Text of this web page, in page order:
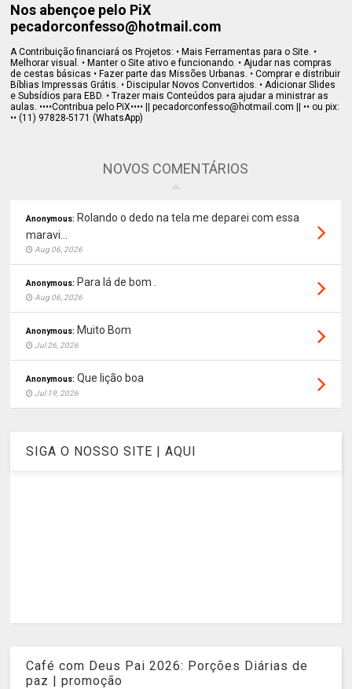
Nos abençoe pelo PiX
pecadorconfesso@hotmail.com
A Contribuição financiará os Projetos: • Mais Ferramentas para o Site. •
Melhorar visual. • Manter o Site ativo e funcionando. • Ajudar nas compras
de cestas básicas • Fazer parte das Missões Urbanas. • Comprar e distribuir
Bíblias Impressas Grátis. • Discipular Novos Convertidos. • Adicionar Slides
e Subsídios para EBD. • Trazer mais Conteúdos para ajudar a ministrar as
aulas. ••••Contribua pelo PiX•••• || pecadorconfesso@hotmail.com || •• ou pix:
•• (11) 97828-5171 (WhatsApp)
NOVOS COMENTÁRIOS
Anonymous: Rolando o dedo na tela me deparei com essa
maravi...
Aug 06, 2026
Anonymous: Para lá de bom .
Aug 06, 2026
Anonymous: Muito Bom
Jul 26, 2026
Anonymous: Que lição boa
Jul 19, 2026
SIGA O NOSSO SITE | AQUI
Café com Deus Pai 2026: Porções Diárias de
paz | promoção